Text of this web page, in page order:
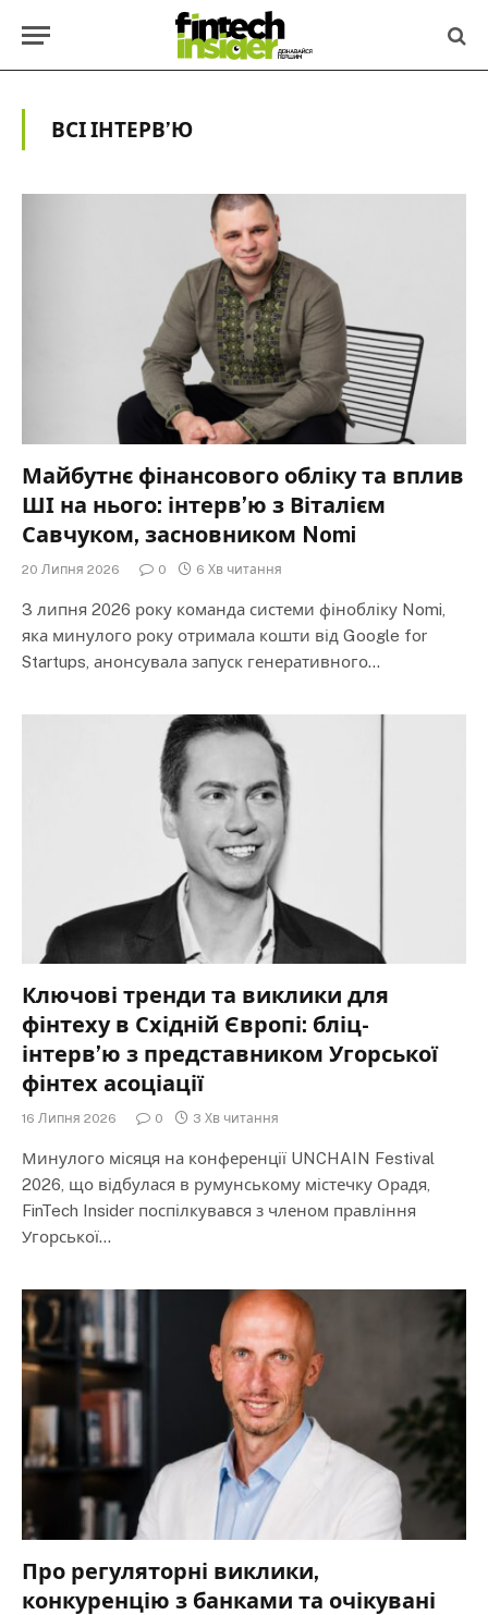
ВСІ ІНТЕРВ’Ю
Майбутнє фінансового обліку та вплив
ШІ на нього: інтерв’ю з Віталієм
Савчуком, засновником Nomi
20 Липня 2026 0 6 Хв читання
3 липня 2026 року команда системи фінобліку Nomi,
яка минулого року отримала кошти від Google for
Startups, анонсувала запуск генеративного…
Ключові тренди та виклики для
фінтеху в Східній Європі: бліц-
інтерв’ю з представником Угорської
фінтех асоціації
16 Липня 2026 0 3 Хв читання
Минулого місяця на конференції UNCHAIN Festival
2026, що відбулася в румунському містечку Орадя,
FinTech Insider поспілкувався з членом правління
Угорської…
Про регуляторні виклики,
конкуренцію з банками та очікувані